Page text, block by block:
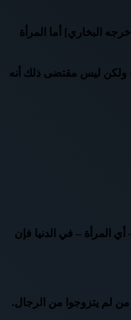
البخاري] أما المرأة
ولكن ليس مقتضى ذلك أنه
المرأة – في الدنيا فإن
من لم يتزوجوا من الرجال.